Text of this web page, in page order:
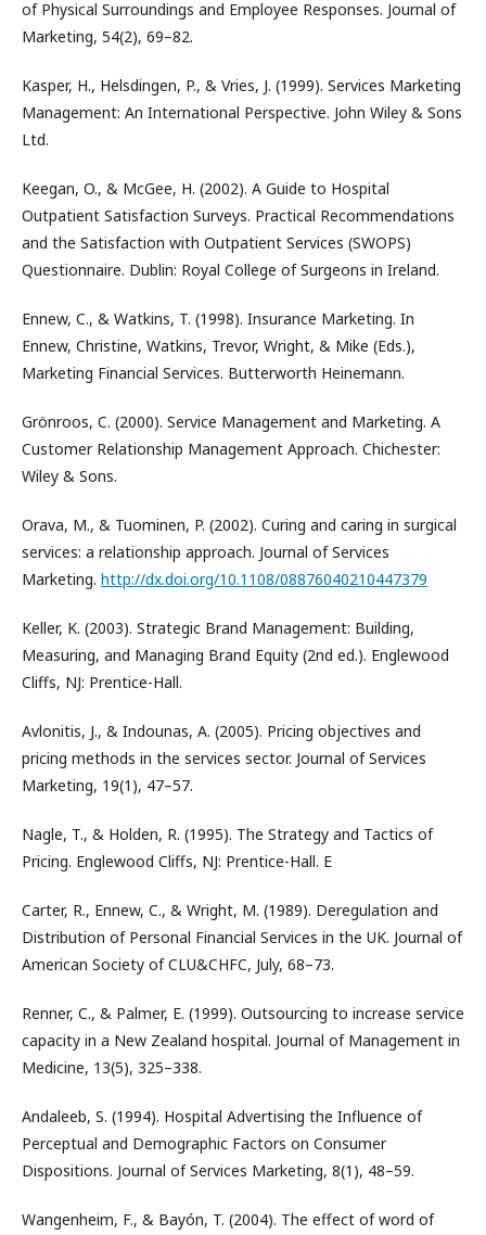
of Physical Surroundings and Employee Responses. Journal of
Marketing, 54(2), 69–82.
Kasper, H., Helsdingen, P., & Vries, J. (1999). Services Marketing
Management: An International Perspective. John Wiley & Sons
Ltd.
Keegan, O., & McGee, H. (2002). A Guide to Hospital
Outpatient Satisfaction Surveys. Practical Recommendations
and the Satisfaction with Outpatient Services (SWOPS)
Questionnaire. Dublin: Royal College of Surgeons in Ireland.
Ennew, C., & Watkins, T. (1998). Insurance Marketing. In
Ennew, Christine, Watkins, Trevor, Wright, & Mike (Eds.),
Marketing Financial Services. Butterworth Heinemann.
Grönroos, C. (2000). Service Management and Marketing. A
Customer Relationship Management Approach. Chichester:
Wiley & Sons.
Orava, M., & Tuominen, P. (2002). Curing and caring in surgical
services: a relationship approach. Journal of Services
Marketing. http://dx.doi.org/10.1108/08876040210447379
Keller, K. (2003). Strategic Brand Management: Building,
Measuring, and Managing Brand Equity (2nd ed.). Englewood
Cliffs, NJ: Prentice-Hall.
Avlonitis, J., & Indounas, A. (2005). Pricing objectives and
pricing methods in the services sector. Journal of Services
Marketing, 19(1), 47–57.
Nagle, T., & Holden, R. (1995). The Strategy and Tactics of
Pricing. Englewood Cliffs, NJ: Prentice-Hall. Е
Carter, R., Ennew, C., & Wright, M. (1989). Deregulation and
Distribution of Personal Financial Services in the UK. Journal of
American Society of CLU&CHFC, July, 68–73.
Renner, C., & Palmer, E. (1999). Outsourcing to increase service
capacity in a New Zealand hospital. Journal of Management in
Medicine, 13(5), 325–338.
Andaleeb, S. (1994). Hospital Advertising the Influence of
Perceptual and Demographic Factors on Consumer
Dispositions. Journal of Services Marketing, 8(1), 48–59.
Wangenheim, F., & Bayón, T. (2004). The effect of word of